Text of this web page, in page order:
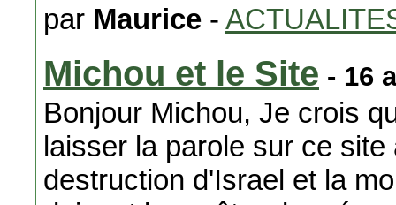
par Maurice -
Michou et le Site - 16
Bonjour Michou, Je crois
laisser la parole sur ce
destruction d'Israel et la